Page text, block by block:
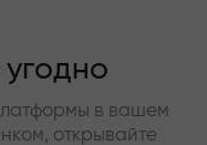
угодно
в вашем
открывайте